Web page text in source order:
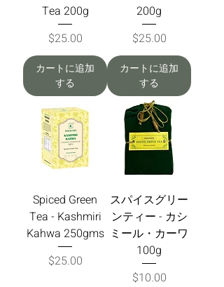
Tea 200g
価格
$25.00
カートに追加
する
200g
価格
$25.00
カートに追加
する
Spiced Green
Tea - Kashmiri
Kahwa 250gms
価格
$25.00
スパイスグリー
ンティー - カシ
ミール・カーワ
100g
価格
$10.00